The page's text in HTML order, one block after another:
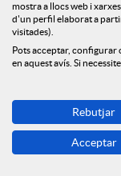
Tant el Pla de
de Inversió
Inversió
Certificat del Fons
mostra a llocs web i
d'un perfil elaborat a
visitades).
Pots acceptar, configurar
en aquest avís. Si
Rebutjar
Acceptar